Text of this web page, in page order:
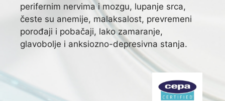
perifernim nervima i mozgu, lupanje srca,
česte su anemije, malaksalost, prevremeni
porođaji i pobačaji, lako zamaranje,
glavobolje i anksiozno-depresivna stanja.